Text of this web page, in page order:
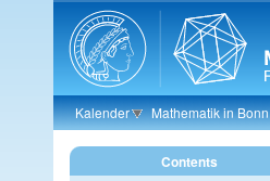
Skip to main content
Kalender Mathematik in Bonn
Contents